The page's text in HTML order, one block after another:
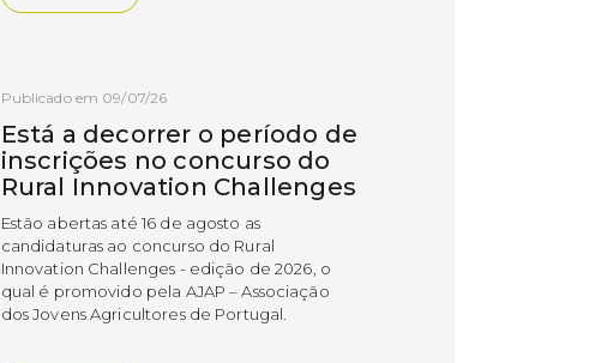
Publicado em 09/07/26
Está a decorrer o período de
inscrições no concurso do
Rural Innovation Challenges
Estão abertas até 16 de agosto as
candidaturas ao concurso do Rural
Innovation Challenges - edição de 2026, o
qual é promovido pela AJAP – Associação
dos Jovens Agricultores de Portugal.